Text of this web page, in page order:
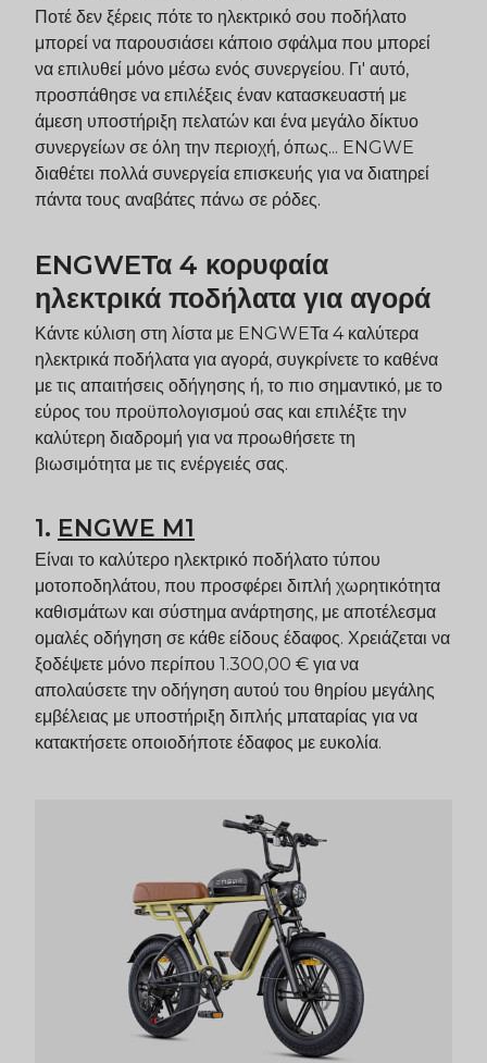
Ποτέ δεν ξέρεις πότε το ηλεκτρικό σου ποδήλατο
μπορεί να παρουσιάσει κάποιο σφάλμα που μπορεί
να επιλυθεί μόνο μέσω ενός συνεργείου. Γι' αυτό,
προσπάθησε να επιλέξεις έναν κατασκευαστή με
άμεση υποστήριξη πελατών και ένα μεγάλο δίκτυο
συνεργείων σε όλη την περιοχή, όπως... ENGWE
διαθέτει πολλά συνεργεία επισκευής για να διατηρεί
πάντα τους αναβάτες πάνω σε ρόδες.
ENGWEΤα 4 κορυφαία
ηλεκτρικά ποδήλατα για αγορά
Κάντε κύλιση στη λίστα με ENGWEΤα 4 καλύτερα
ηλεκτρικά ποδήλατα για αγορά, συγκρίνετε το καθένα
με τις απαιτήσεις οδήγησης ή, το πιο σημαντικό, με το
εύρος του προϋπολογισμού σας και επιλέξτε την
καλύτερη διαδρομή για να προωθήσετε τη
βιωσιμότητα με τις ενέργειές σας.
1. ENGWE M1
Είναι το καλύτερο ηλεκτρικό ποδήλατο τύπου
μοτοποδηλάτου, που προσφέρει διπλή χωρητικότητα
καθισμάτων και σύστημα ανάρτησης, με αποτέλεσμα
ομαλές οδήγηση σε κάθε είδους έδαφος. Χρειάζεται να
ξοδέψετε μόνο περίπου 1.300,00 € για να
απολαύσετε την οδήγηση αυτού του θηρίου μεγάλης
εμβέλειας με υποστήριξη διπλής μπαταρίας για να
κατακτήσετε οποιοδήποτε έδαφος με ευκολία.